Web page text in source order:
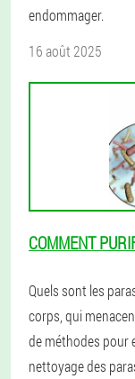
endommager.
16 août 2025
COMMENT
Quels sont les
corps, qui
de méthodes pour
nettoyage des